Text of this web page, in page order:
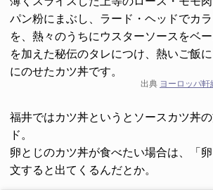
パン粉にまぶし、ラード・ヘッドでカ
を、熱々のうちにウスターソースをベ
を加えた秘伝のタレにつけ、熱いご飯
にのせたカツ丼です。
出典 ヨーロッパ
福井ではカツ丼というとソースカツ丼
ド。
卵とじのカツ丼が食べたい場合は、「
文すると出てくるんだとか。